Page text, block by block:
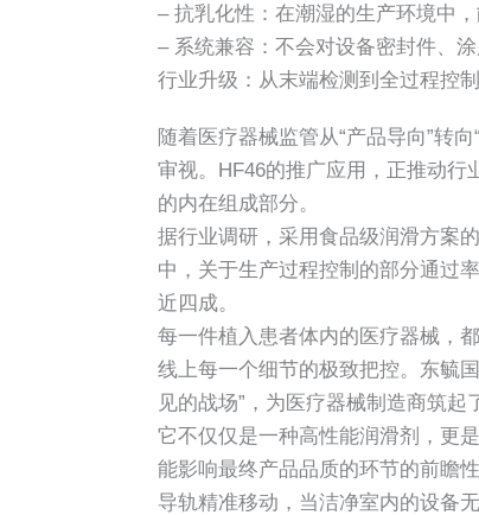
– 抗乳化性：在潮湿的生产环境中
– 系统兼容：不会对设备密封件、
行业升级：从末端检测到全过程控制
随着医疗器械监管从“产品导向”转
审视。HF46的推广应用，正推动
的内在组成部分。
据行业调研，采用食品级润滑方案
中，关于生产过程控制的部分通过
近四成。
每一件植入患者体内的医疗器械，
线上每一个细节的极致把控。东毓
见的战场”，为医疗器械制造商筑起
它不仅仅是一种高性能润滑剂，更
能影响最终产品品质的环节的前瞻
导轨精准移动，当洁净室内的设备